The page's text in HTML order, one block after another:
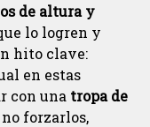
de altura y
lo logren y
hito clave:
en estas
con una tropa de
forzarlos,